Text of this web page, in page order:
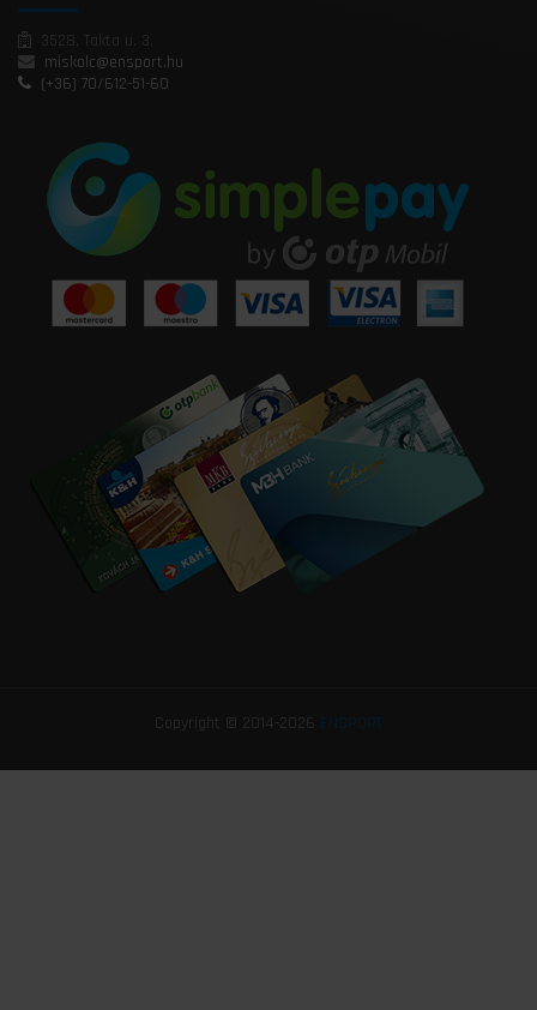
3528, Takta u. 3.
miskolc@ensport.hu
(+36) 70/612-51-60
Copyright © 2014-2026 ENSPORT